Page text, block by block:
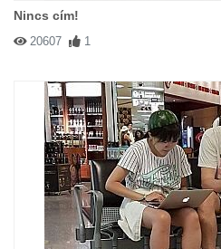
Nincs cím!
20607 1